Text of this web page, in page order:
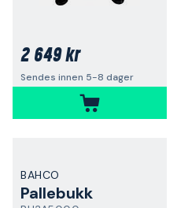
2 649 kr
Sendes innen 5-8 dager
BAHCO
Pallebukk